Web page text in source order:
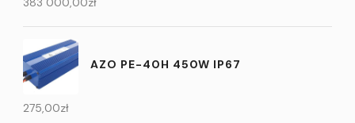
AZO PE-40H 450W IP67
275,00zł